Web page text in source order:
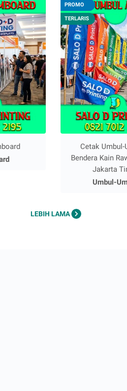
Cetak
Bendera Kain
Jakarta
Umbul-
PROMO
TERLARIS
LEBIH LAMA